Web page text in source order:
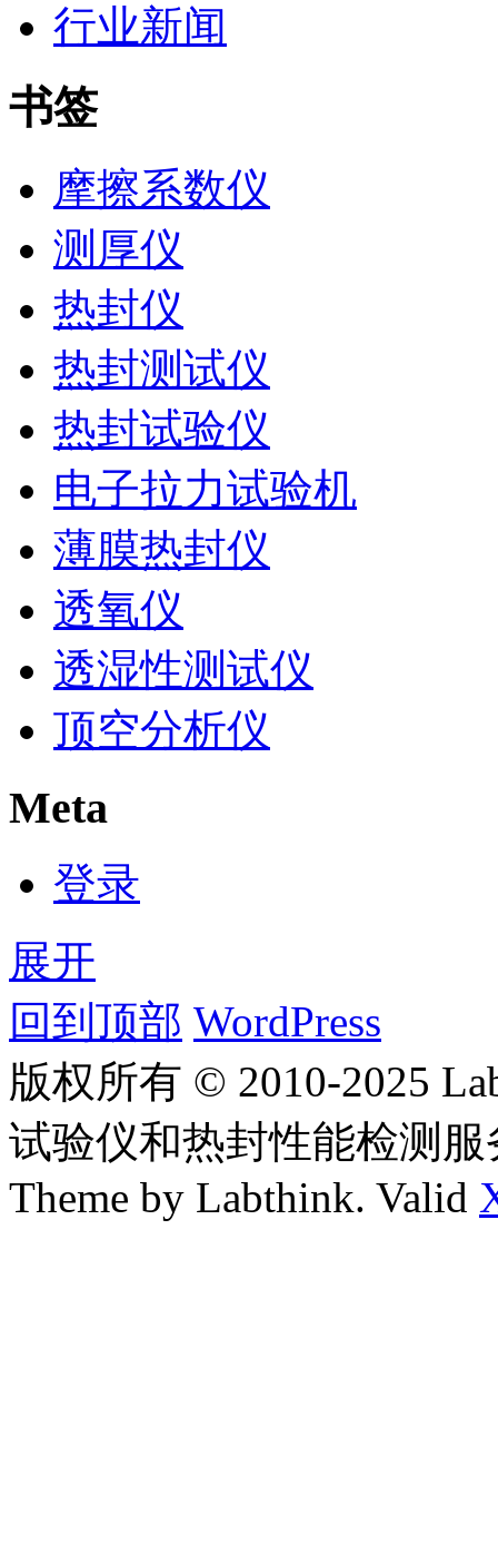
行业新闻
书签
摩擦系数仪
测厚仪
热封仪
热封测试仪
热封试验仪
电子拉力试验机
薄膜热封仪
透氧仪
透湿性测试仪
顶空分析仪
Meta
登录
展开
回到顶部 WordPress
版权所有 © 2010-2025
试验仪和热封性能检测
Theme by Labthink. Valid